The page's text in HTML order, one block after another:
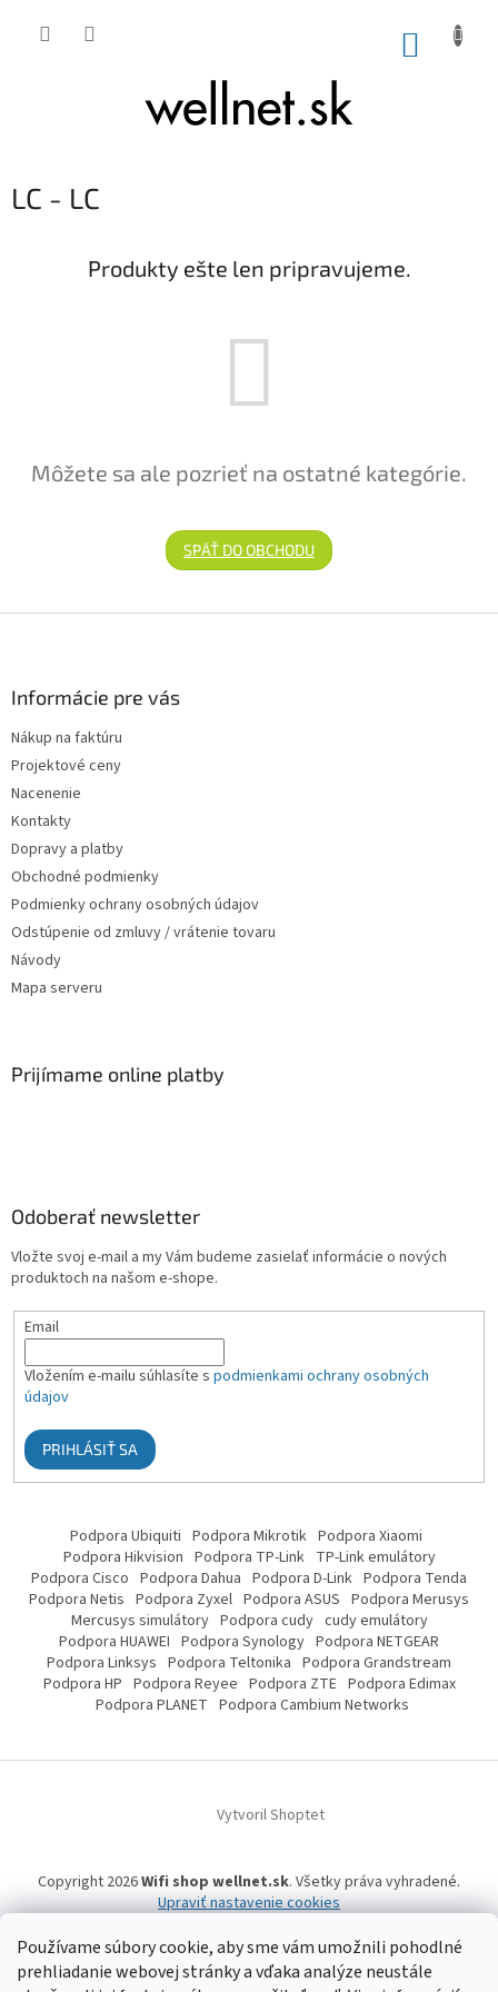
Používame súbory cookie, aby sme vám umožnili pohodlné
prehliadanie webovej stránky a vďaka analýze neustále
LC - LC
Produkty ešte len pripravujeme.
Môžete sa ale pozrieť na ostatné kategórie.
SPÄŤ DO OBCHODU
Informácie pre vás
Nákup na faktúru
Projektové ceny
Nacenenie
Kontakty
Dopravy a platby
Obchodné podmienky
Podmienky ochrany osobných údajov
Odstúpenie od zmluvy / vrátenie tovaru
Návody
Mapa serveru
Prijímame online platby
Odoberať newsletter
Vložte svoj e-mail a my Vám budeme zasielať informácie o nových
produktoch na našom e-shope.
Email
Vložením e-mailu súhlasíte s podmienkami ochrany osobných
údajov
PRIHLÁSIŤ SA
Podpora Ubiquiti Podpora Mikrotik Podpora Xiaomi
Podpora Hikvision Podpora TP-Link TP-Link emulátory
Podpora Cisco Podpora Dahua Podpora D-Link Podpora Tenda
Podpora Netis Podpora Zyxel Podpora ASUS Podpora Merusys
Mercusys simulátory Podpora cudy cudy emulátory
Podpora HUAWEI Podpora Synology Podpora NETGEAR
Podpora Linksys Podpora Teltonika Podpora Grandstream
Podpora HP Podpora Reyee Podpora ZTE Podpora Edimax
Podpora PLANET Podpora Cambium Networks
Vytvoril Shoptet
Copyright 2026Wifi shop wellnet.sk. Všetky práva vyhradené.
Upraviť nastavenie cookies
Wifi shop wellnet.sk prevádzkuje spoločnosť WELLNET, s.r.o.,IČO: 36484610,